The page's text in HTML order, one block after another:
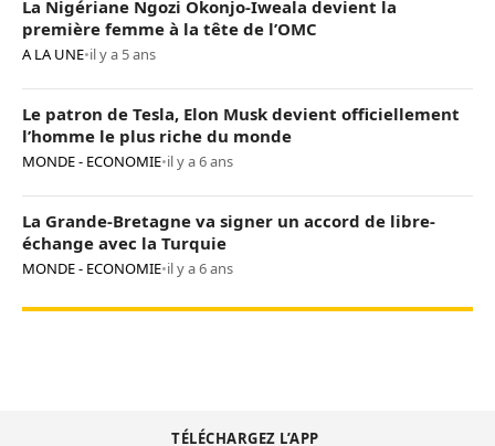
La Nigériane Ngozi Okonjo-Iweala devient la
première femme à la tête de l’OMC
A LA UNE•il y a 5 ans
Le patron de Tesla, Elon Musk devient officiellement
l’homme le plus riche du monde
MONDE - ECONOMIE•il y a 6 ans
La Grande-Bretagne va signer un accord de libre-
échange avec la Turquie
MONDE - ECONOMIE•il y a 6 ans
TÉLÉCHARGEZ L’APP